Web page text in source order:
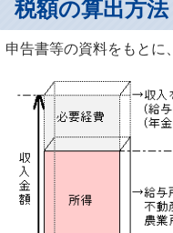
税額の算出方法
申告書等の資料をもとに